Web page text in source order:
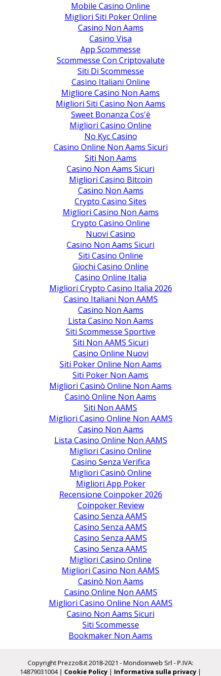
Mobile Casino Online
Migliori Siti Poker Online
Casino Non Aams
Casino Visa
App Scommesse
Scommesse Con Criptovalute
Siti Di Scommesse
Casino Italiani Online
Migliore Casino Non Aams
Migliori Siti Casino Non Aams
Sweet Bonanza Cos'è
Migliori Casino Online
No Kyc Casino
Casino Online Non Aams Sicuri
Siti Non Aams
Casino Non Aams Sicuri
Migliori Casino Bitcoin
Casino Non Aams
Crypto Casino Sites
Migliori Casino Non Aams
Crypto Casino Online
Nuovi Casino
Casino Non Aams Sicuri
Siti Casino Online
Giochi Casino Online
Casino Online Italia
Migliori Crypto Casino Italia 2026
Casino Italiani Non AAMS
Casino Non Aams
Lista Casino Non Aams
Siti Scommesse Sportive
Siti Non AAMS Sicuri
Casino Online Nuovi
Siti Poker Online Non Aams
Siti Poker Non Aams
Migliori Casinò Online Non Aams
Casinò Online Non Aams
Siti Non AAMS
Migliori Casino Online Non AAMS
Casino Non Aams
Lista Casino Online Non AAMS
Migliori Casino Online
Casino Senza Verifica
Migliori Casinò Online
Migliori App Poker
Recensione Coinpoker 2026
Coinpoker Review
Casino Senza AAMS
Casino Senza AAMS
Casino Senza AAMS
Casino Senza AAMS
Migliori Casino Online
Migliori Casino Non AAMS
Casinò Non Aams
Casino Online Non AAMS
Migliori Casino Online Non AAMS
Casino Non Aams Sicuri
Siti Scommesse
Bookmaker Non Aams
Copyright Prezzo8.it 2018-2021 - Mondoinweb Srl - P.IVA:
14879031004 | Cookie Policy | Informativa sulla privacy |